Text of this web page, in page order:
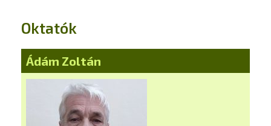
Oktatók
Ádám Zoltán